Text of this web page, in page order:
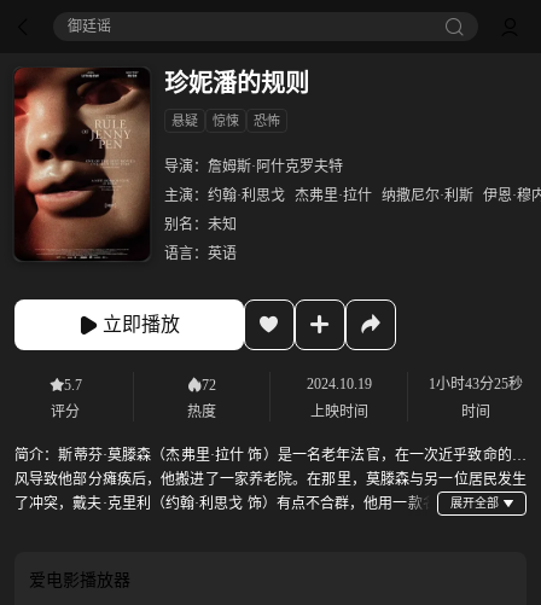
御廷谣‎
珍妮潘的规则
悬疑 惊悚 恐怖
导演： 詹姆斯·阿什克罗夫特
主演： 约翰·利思戈 杰弗里·拉什 纳撒尼尔·利斯 伊恩·穆
别名： 未知
语言： 英语
立即播放
5.7
评分
72
热度
2024.10.19
上映时间
1小时43分25秒
时间
简介：斯蒂芬·莫滕森（杰弗里·拉什 饰）是一名老年法官，在一次近乎致命的中
风导致他部分瘫痪后，他搬进了一家养老院。在那里，莫滕森与另一位居民发生
了冲突，戴夫·克里利（约翰·利思戈 饰）有点不合群，他用一款名
Mortensen必须与自己衰老的身体和心灵作斗争，以结束Crealy恐怖统治。
爱电影播放器